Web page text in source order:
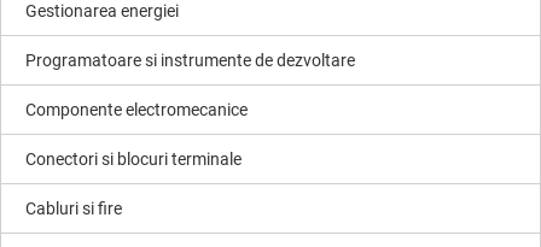
Gestionarea energiei
Programatoare si instrumente de dezvoltare
Componente electromecanice
Conectori si blocuri terminale
Cabluri si fire